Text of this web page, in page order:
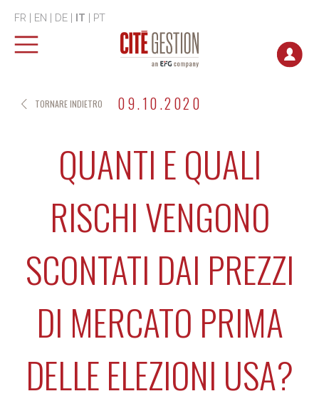
FR EN DE IT PT
09.10.2020
QUANTI E QUALI
RISCHI VENGONO
SCONTATI DAI PREZZI
DI MERCATO PRIMA
DELLE ELEZIONI USA?
TORNARE INDIETRO